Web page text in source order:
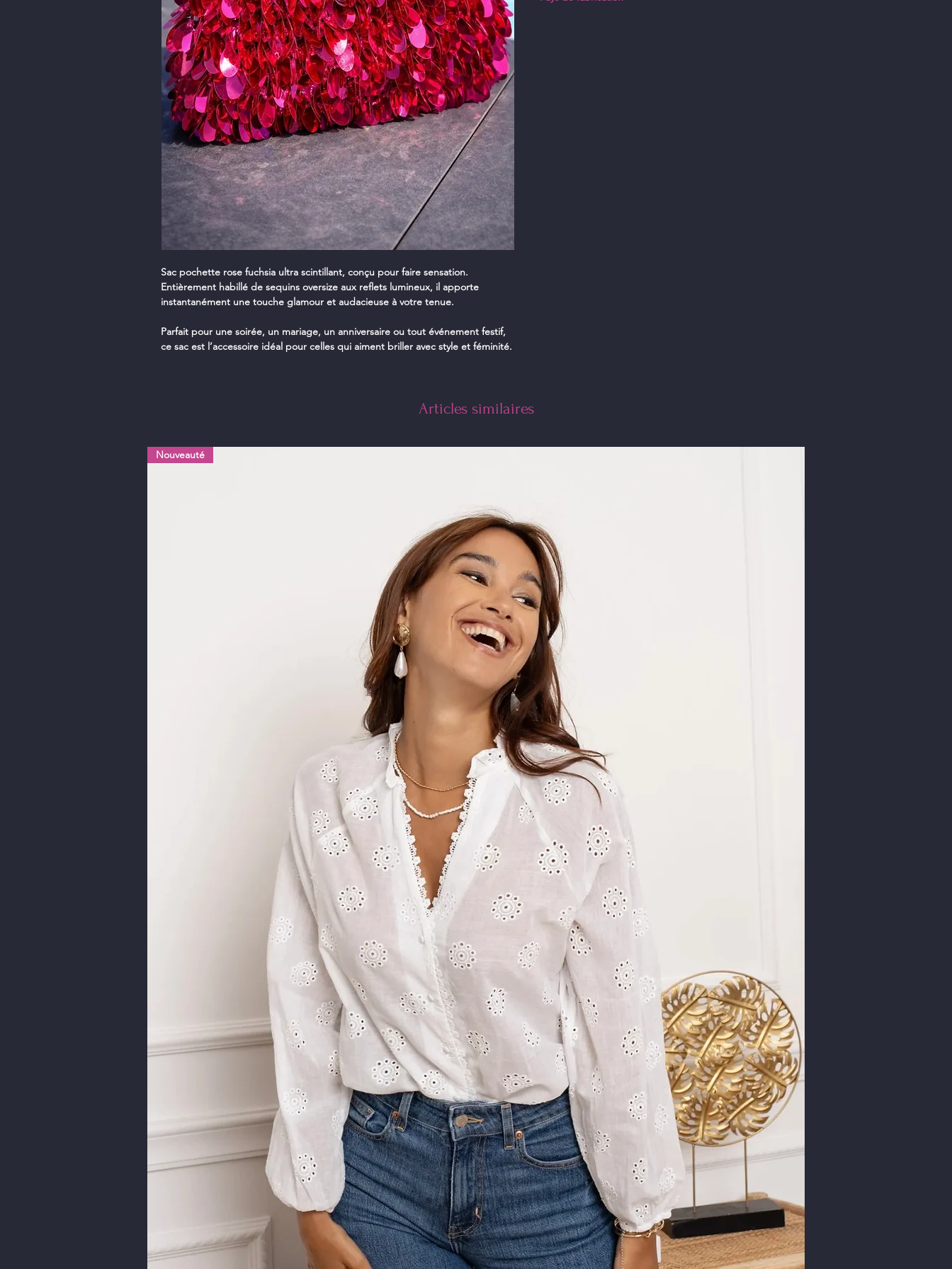
Sac pochette rose fuchsia ultra scintillant, conçu pour faire sensation.
Entièrement habillé de sequins oversize aux reflets lumineux, il apporte
instantanément une touche glamour et audacieuse à votre tenue.
Parfait pour une soirée, un mariage, un anniversaire ou tout événement festif,
ce sac est l’accessoire idéal pour celles qui aiment briller avec style et féminité.
Articles similaires
Nouveauté